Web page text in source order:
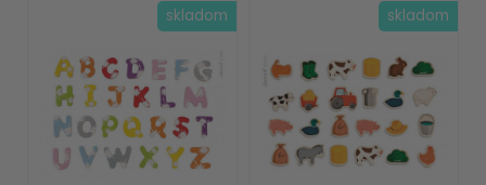
skladom skladom